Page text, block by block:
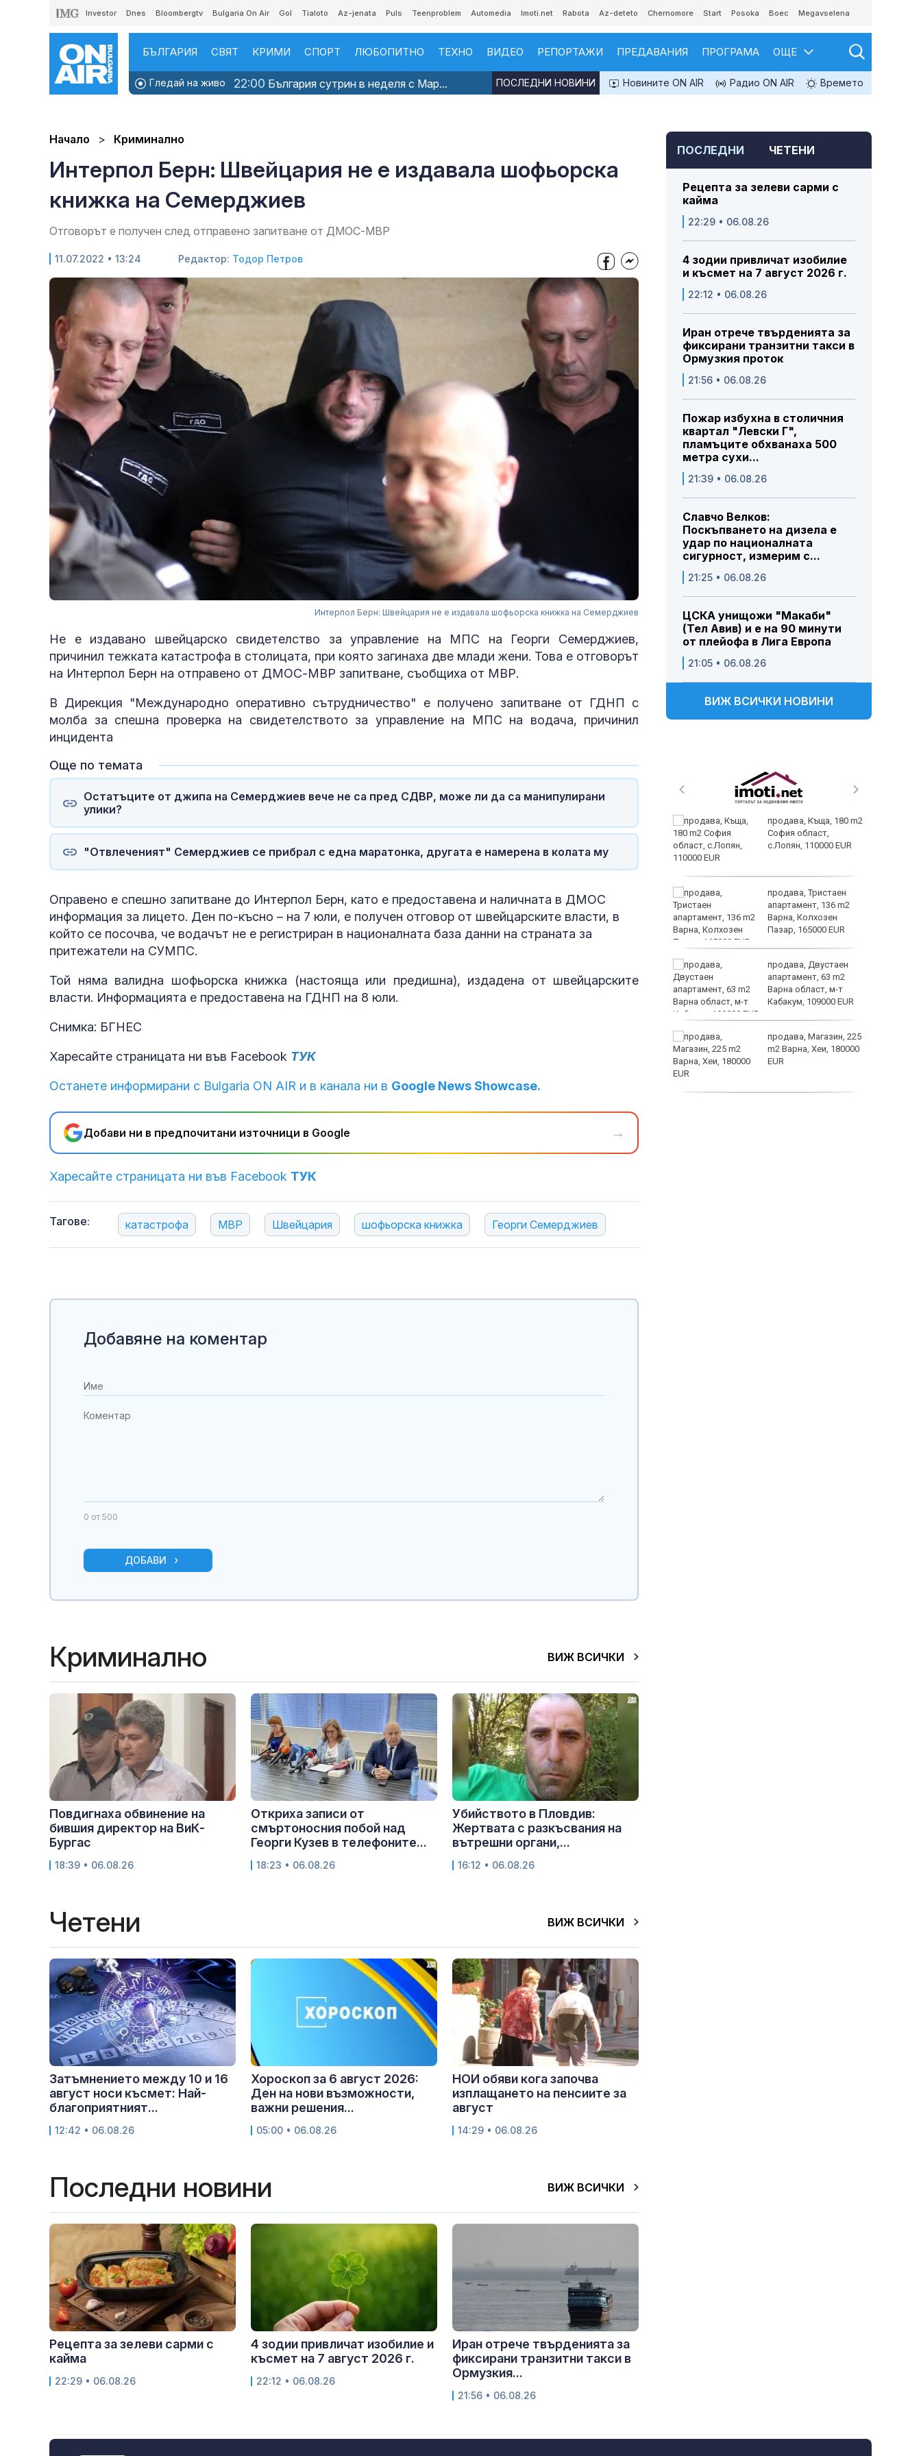
Investor Dnes Bloombergtv Bulgaria On Air Gol Tialoto Az-jenata Puls Teenproblem Automedia Imoti.net Rabota Az-deteto Chernomore Start Posoka Boec Megavselena
БЪЛГАРИЯ СВЯТ КРИМИ СПОРТ ЛЮБОПИТНО ТЕХНО ВИДЕО РЕПОРТАЖИ ПРЕДАВАНИЯ ПРОГРАМА ОЩЕ
Гледай на живо 22:00 България сутрин в неделя с Мар... Новините ON AIR Радио ON AIR Времето
ПОСЛЕДНИ НОВИНИ
Начало Криминално
Интерпол Берн: Швейцария не е издавала шофьорска
книжка на Семерджиев
Отговорът е получен след отправено запитване от ДМОС-МВР
11.07.2022 • 13:24 Редактор: Тодор Петров
Интерпол Берн: Швейцария не е издавала шофьорска книжка на Семерджиев
Не е издавано швейцарско свидетелство за управление на МПС на Георги Семерджиев,
причинил тежката катастрофа в столицата, при която загинаха две млади жени. Това е отговорът
на Интерпол Берн на отправено от ДМОС-МВР запитване, съобщиха от МВР.
В Дирекция "Международно оперативно сътрудничество" е получено запитване от ГДНП с
молба за спешна проверка на свидетелството за управление на МПС на водача, причинил
инцидента
Още по темата
Остатъците от джипа на Семерджиев вече не са пред СДВР, може ли да са манипулирани
улики?
"Отвлеченият" Семерджиев се прибрал с една маратонка, другата е намерена в колата му
Оправено е спешно запитване до Интерпол Берн, като е предоставена и наличната в ДМОС
информация за лицето. Ден по-късно – на 7 юли, е получен отговор от швейцарските власти, в
който се посочва, че водачът не е регистриран в националната база данни на страната за
притежатели на СУМПС.
Той няма валидна шофьорска книжка (настояща или предишна), издадена от швейцарските
власти. Информацията е предоставена на ГДНП на 8 юли.
Снимка: БГНЕС
Харесайте страницата ни във Facebook ТУК
Останете информирани с Bulgaria ON AIR и в канала ни в Google News Showcase.
Добави ни в предпочитани източници в Google →
Харесайте страницата ни във Facebook ТУК
Тагове: катастрофа МВР Швейцария шофьорска книжка Георги Семерджиев
ПОСЛЕДНИ ЧЕТЕНИ
Рецепта за зелеви сарми с
кайма
22:29 • 06.08.26
4 зодии привличат изобилие
и късмет на 7 август 2026 г.
22:12 • 06.08.26
Иран отрече твърденията за
фиксирани транзитни такси в
Ормузкия проток
21:56 • 06.08.26
Пожар избухна в столичния
квартал "Левски Г",
пламъците обхванаха 500
метра сухи...
21:39 • 06.08.26
Славчо Велков:
Поскъпването на дизела е
удар по националната
сигурност, измерим с...
21:25 • 06.08.26
ЦСКА унищожи "Макаби"
(Тел Авив) и е на 90 минути
от плейофа в Лига Европа
21:05 • 06.08.26
ВИЖ ВСИЧКИ НОВИНИ
бански в басейна за
морския щит: Нов
разрушител Arleigh
Burke влиза с нов
противоракетен радар
коя дама е и ѝ се
обясни в любов
до 146 години, а и
Как да изберем
протеинов шейк и за
какво трябва да
внимаваме?
родители: Режимът и
чувството за
продава, Къща, 180 m2
София област,
с.Лопян, 110000 EUR
продава, Тристаен
апартамент, 136 m2
Варна, Колхозен
Пазар, 165000 EUR
продава, Двустаен
апартамент, 63 m2
Варна област, м-т
Кабакум, 109000 EUR
продава, Магазин, 225
m2 Варна, Хеи, 180000
EUR
Добавяне на коментар
0 от 500
ДОБАВИ
Криминално ВИЖ ВСИЧКИ
Повдигнаха обвинение на
бившия директор на ВиК-
Бургас
18:39 • 06.08.26
Откриха записи от
смъртоносния побой над
Георги Кузев в телефоните...
18:23 • 06.08.26
Убийството в Пловдив:
Жертвата с разкъсвания на
вътрешни органи,...
16:12 • 06.08.26
Четени ВИЖ ВСИЧКИ
Затъмнението между 10 и 16
август носи късмет: Най-
благоприятният...
12:42 • 06.08.26
Хороскоп за 6 август 2026:
Ден на нови възможности,
важни решения...
05:00 • 06.08.26
НОИ обяви кога започва
изплащането на пенсиите за
август
14:29 • 06.08.26
Последни новини ВИЖ ВСИЧКИ
Рецепта за зелеви сарми с
кайма
22:29 • 06.08.26
4 зодии привличат изобилие и
късмет на 7 август 2026 г.
22:12 • 06.08.26
Иран отрече твърденията за
фиксирани транзитни такси в
Ормузкия...
21:56 • 06.08.26